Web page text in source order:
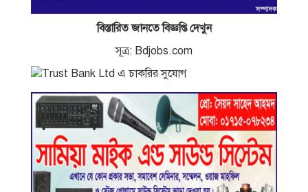
বিস্তারিত জানতে বিজ্ঞপ্তি দেখুন
সূত্র: Bdjobs.com